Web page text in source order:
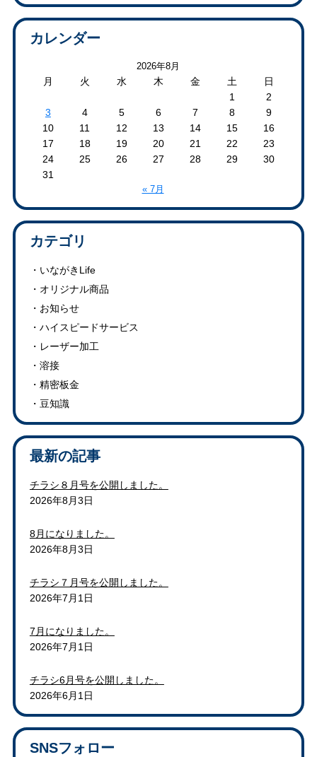
カレンダー
2026年8月
月 火 水 木 金 土
日
1
2
3
4 5 6 7 8
9
10
11 12 13 14 15
16
17
18 19 20 21 22
23
24
25 26 27 28 29
30
31
« 7月
カテゴリ
いながきLife
オリジナル商品
お知らせ
ハイスピードサービス
レーザー加工
溶接
精密板金
豆知識
最新の記事
チラシ８月号を公開しました。
2026年8月3日
8月になりました。
2026年8月3日
チラシ７月号を公開しました。
2026年7月1日
7月になりました。
2026年7月1日
チラシ6月号を公開しました。
2026年6月1日
SNSフォロー